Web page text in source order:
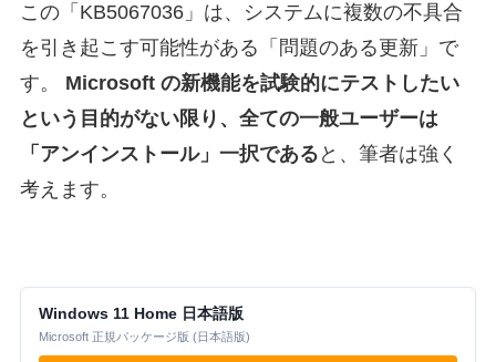
この「KB5067036」は、システムに複数の不具合
を引き起こす可能性がある「問題のある更新」で
す。 Microsoft の新機能を試験的にテストしたい
という目的がない限り、全ての一般ユーザーは
「アンインストール」一択である と、筆者は強く
考えます。
Windows 11 Home 日本語版
Microsoft 正規パッケージ版 (日本語版)